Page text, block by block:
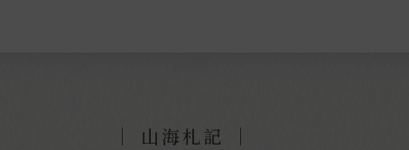
｜ 山海札記 ｜